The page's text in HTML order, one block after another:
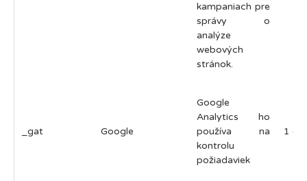
kampaniach pre
správy o
analýze
webových
stránok.
_gat Google
Google
Analytics ho
používa na
kontrolu
požiadaviek
1